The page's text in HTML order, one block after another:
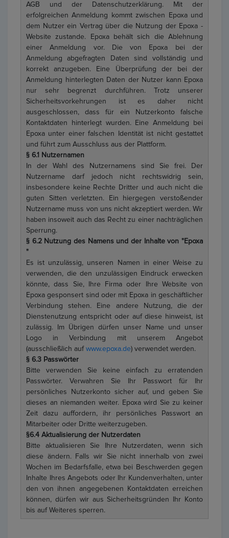
AGB und der Datenschutzerklärung. Mit der
erfolgreichen Anmeldung kommt zwischen Epoxa und
dem Nutzer ein Vertrag über die Nutzung der Epoxa -
Website zustande. Epoxa behält sich die Ablehnung
einer Anmeldung vor. Die von Epoxa bei der
Anmeldung abgefragten Daten sind vollständig und
korrekt anzugeben. Eine Überprüfung der bei der
Anmeldung hinterlegten Daten der Nutzer kann Epoxa
nur sehr begrenzt durchführen. Trotz unserer
Sicherheitsvorkehrungen ist es daher nicht
ausgeschlossen, dass für ein Nutzerkonto falsche
Kontaktdaten hinterlegt wurden. Eine Anmeldung bei
Epoxa unter einer falschen Identität ist nicht gestattet
und führt zum Ausschluss aus der Plattform.
§ 6.1 Nutzernamen
In der Wahl des Nutzernamens sind Sie frei. Der
Nutzername darf jedoch nicht rechtswidrig sein,
insbesondere keine Rechte Dritter und auch nicht die
guten Sitten verletzten. Ein hiergegen verstoßender
Nutzername muss von uns nicht akzeptiert werden. Wir
haben insoweit auch das Recht zu einer nachträglichen
Sperrung.
§ 6.2 Nutzung des Namens und der Inhalte von "Epoxa
"
Es ist unzulässig, unseren Namen in einer Weise zu
verwenden, die den unzulässigen Eindruck erwecken
könnte, dass Sie, Ihre Firma oder Ihre Website von
Epoxa gesponsert sind oder mit Epoxa in geschäftlicher
Verbindung stehen. Eine andere Nutzung, die der
Dienstenutzung entspricht oder auf diese hinweist, ist
zulässig. Im Übrigen dürfen unser Name und unser
Logo in Verbindung mit unserem Angebot
(ausschließlich auf www.epoxa.de) verwendet werden.
§ 6.3 Passwörter
Bitte verwenden Sie keine einfach zu erratenden
Passwörter. Verwahren Sie Ihr Passwort für Ihr
persönliches Nutzerkonto sicher auf, und geben Sie
dieses an niemanden weiter. Epoxa wird Sie zu keiner
Zeit dazu auffordern, ihr persönliches Passwort an
Mitarbeiter oder Dritte weiterzugeben.
§6.4 Aktualisierung der Nutzerdaten
Bitte aktualisieren Sie Ihre Nutzerdaten, wenn sich
diese ändern. Falls wir Sie nicht innerhalb von zwei
Wochen im Bedarfsfalle, etwa bei Beschwerden gegen
Inhalte Ihres Angebots oder Ihr Kundenverhalten, unter
den von ihnen angegebenen Kontaktdaten erreichen
können, dürfen wir aus Sicherheitsgründen Ihr Konto
bis auf Weiteres sperren.